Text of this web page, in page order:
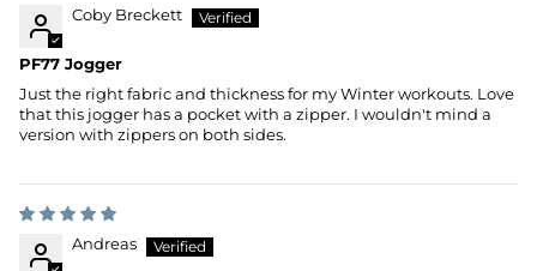
Coby Breckett
PF77 Jogger
Just the right fabric and thickness for my Winter workouts. Love
that this jogger has a pocket with a zipper. I wouldn't mind a
version with zippers on both sides.
Andreas